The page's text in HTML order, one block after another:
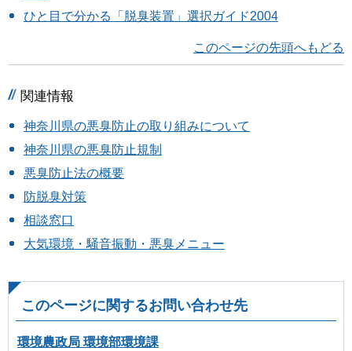
ひと目で分かる「脱臭装置」選択ガイド2004
このページの先頭へもどる
関連情報
神奈川県の悪臭防止の取り組みについて
神奈川県の悪臭防止規制
悪臭防止法の概要
防脱臭対策
相談窓口
大気環境・騒音振動・悪臭メニュー
このページに関するお問い合わせ先
環境農政局 環境部環境課